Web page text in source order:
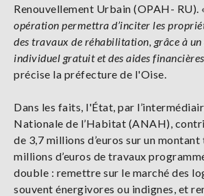
Renouvellement Urbain (OPAH- RU).
opération permettra d’inciter les
des travaux de réhabilitation, grâce à
individuel gratuit et des aides
précise la préfecture de l'Oise.
Dans les faits, l'État, par
Nationale de l’Habitat (ANAH),
de 3,7 millions d’euros sur un
millions d’euros de travaux
double : remettre sur le marché des
souvent énergivores ou indignes, et